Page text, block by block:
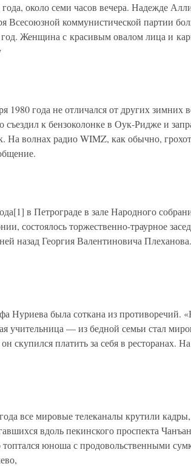
около семи часов вечера. Надежде
Всесоюзной коммунистической партии
Женщина с красивым овалом лица и
1980 года не отличался от других зимних
съездил к бензоколонке в Оук-Ридже и
На волнах радио WIMZ, как обычно,
в Петрограде в зале Народного
состоялось торжественно-траурное
назад Георгия Валентиновича
Нуриева была соткана из
учительница — из бедной семьи стал
скупился платить за себя в ресторанах.
все мировые телеканалы крутили
вдоль пекинского проспекта
топтался юноша с продовольственными